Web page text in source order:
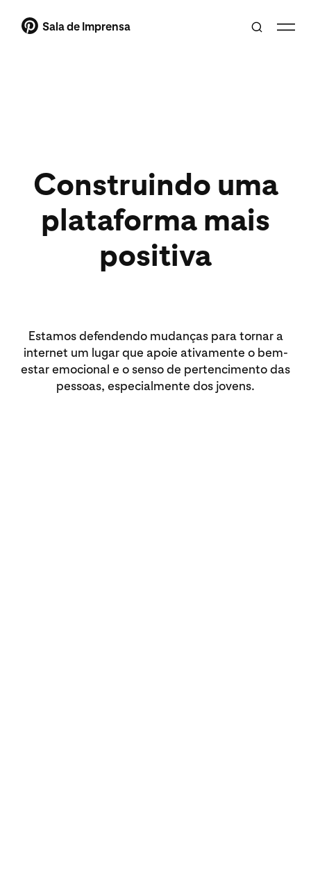
Sala de Imprensa
Construindo uma
plataforma mais
positiva
Estamos defendendo mudanças para tornar a
internet um lugar que apoie ativamente o bem-
estar emocional e o senso de pertencimento das
pessoas, especialmente dos jovens.